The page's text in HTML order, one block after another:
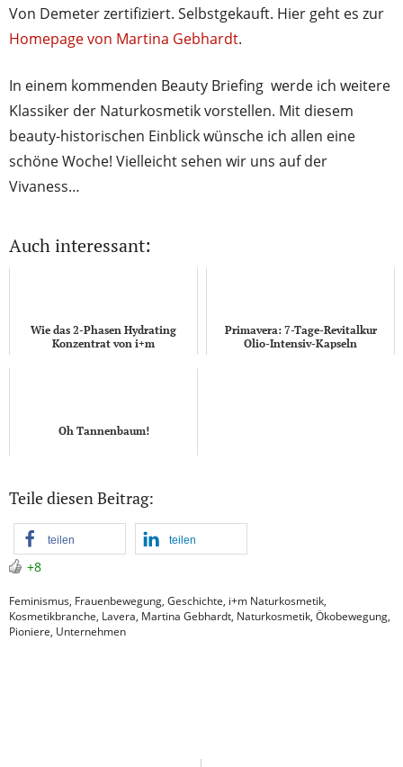
Von Demeter zertifiziert. Selbstgekauft. Hier geht es zur
Homepage von Martina Gebhardt.
In einem kommenden Beauty Briefing werde ich weitere
Klassiker der Naturkosmetik vorstellen. Mit diesem
beauty-historischen Einblick wünsche ich allen eine
schöne Woche! Vielleicht sehen wir uns auf der
Vivaness…
Auch interessant:
Wie das 2-Phasen Hydrating
Konzentrat von i+m
Primavera: 7-Tage-Revitalkur
Olio-Intensiv-Kapseln
Oh Tannenbaum!
Teile diesen Beitrag:
teilen teilen
+8
Feminismus, Frauenbewegung, Geschichte, i+m Naturkosmetik,
Kosmetikbranche, Lavera, Martina Gebhardt, Naturkosmetik, Ökobewegung,
Pioniere, Unternehmen